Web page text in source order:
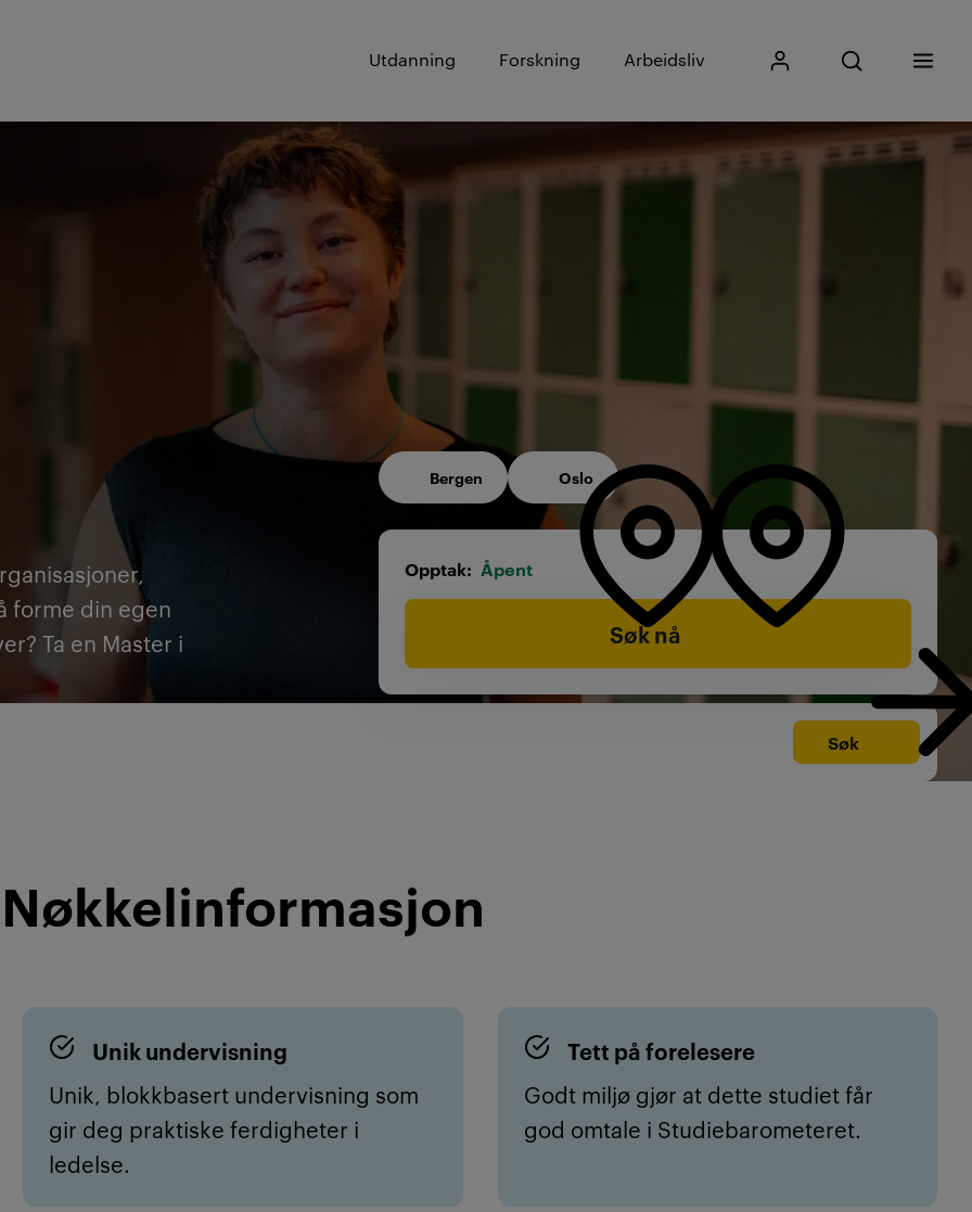
Utdanning Forskning Arbeidsliv Mitt KristianiaÅpne søk
Skriv inn
Søk
Meny
forme din egen
Ta en Master i
Bergen Oslo
Opptak Åpent
Søk nå
Søk
Nøkkelinformasjon
Unik undervisning
Unik, blokkbasert undervisning som
gir deg praktiske ferdigheter i
ledelse.
Tett på forelesere
Godt miljø gjør at dette studiet får
god omtale i Studiebarometeret.